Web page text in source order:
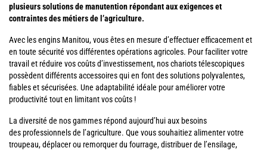
plusieurs solutions de manutention répondant aux exigences et
contraintes des métiers de l’agriculture.
Avec les engins Manitou, vous êtes en mesure d’effectuer efficacement et
en toute sécurité vos différentes opérations agricoles. Pour faciliter votre
travail et réduire vos coûts d’investissement, nos chariots télescopiques
possèdent différents accessoires qui en font des solutions polyvalentes,
fiables et sécurisées. Une adaptabilité idéale pour améliorer votre
productivité tout en limitant vos coûts !
La diversité de nos gammes répond aujourd’hui aux besoins
des professionnels de l’agriculture. Que vous souhaitiez alimenter votre
troupeau, déplacer ou remorquer du fourrage, distribuer de l’ensilage,